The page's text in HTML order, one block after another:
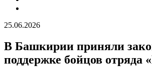
25.06.2026
В Башкирии приняли
поддержке бойцов отряда